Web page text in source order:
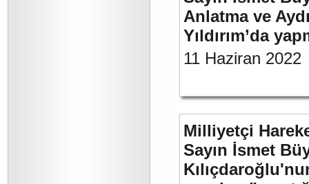
Anlatma ve
Yıldırım’da
11 Haziran 2022
Milliyetçi
Sayın İsmet